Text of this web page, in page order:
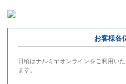
お客様各
日頃はナルミヤオンラインをご利用い
ます。